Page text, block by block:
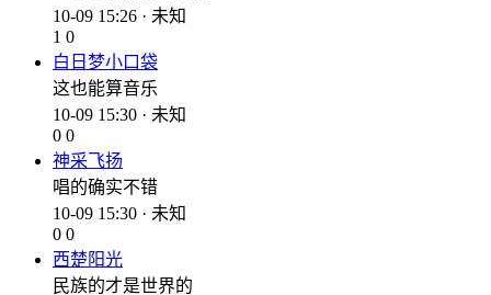
10-09 15:26 · 未知
1 0
白日梦小口袋
这也能算音乐
10-09 15:30 · 未知
0 0
神采飞扬
唱的确实不错
10-09 15:30 · 未知
0 0
西楚阳光
民族的才是世界的